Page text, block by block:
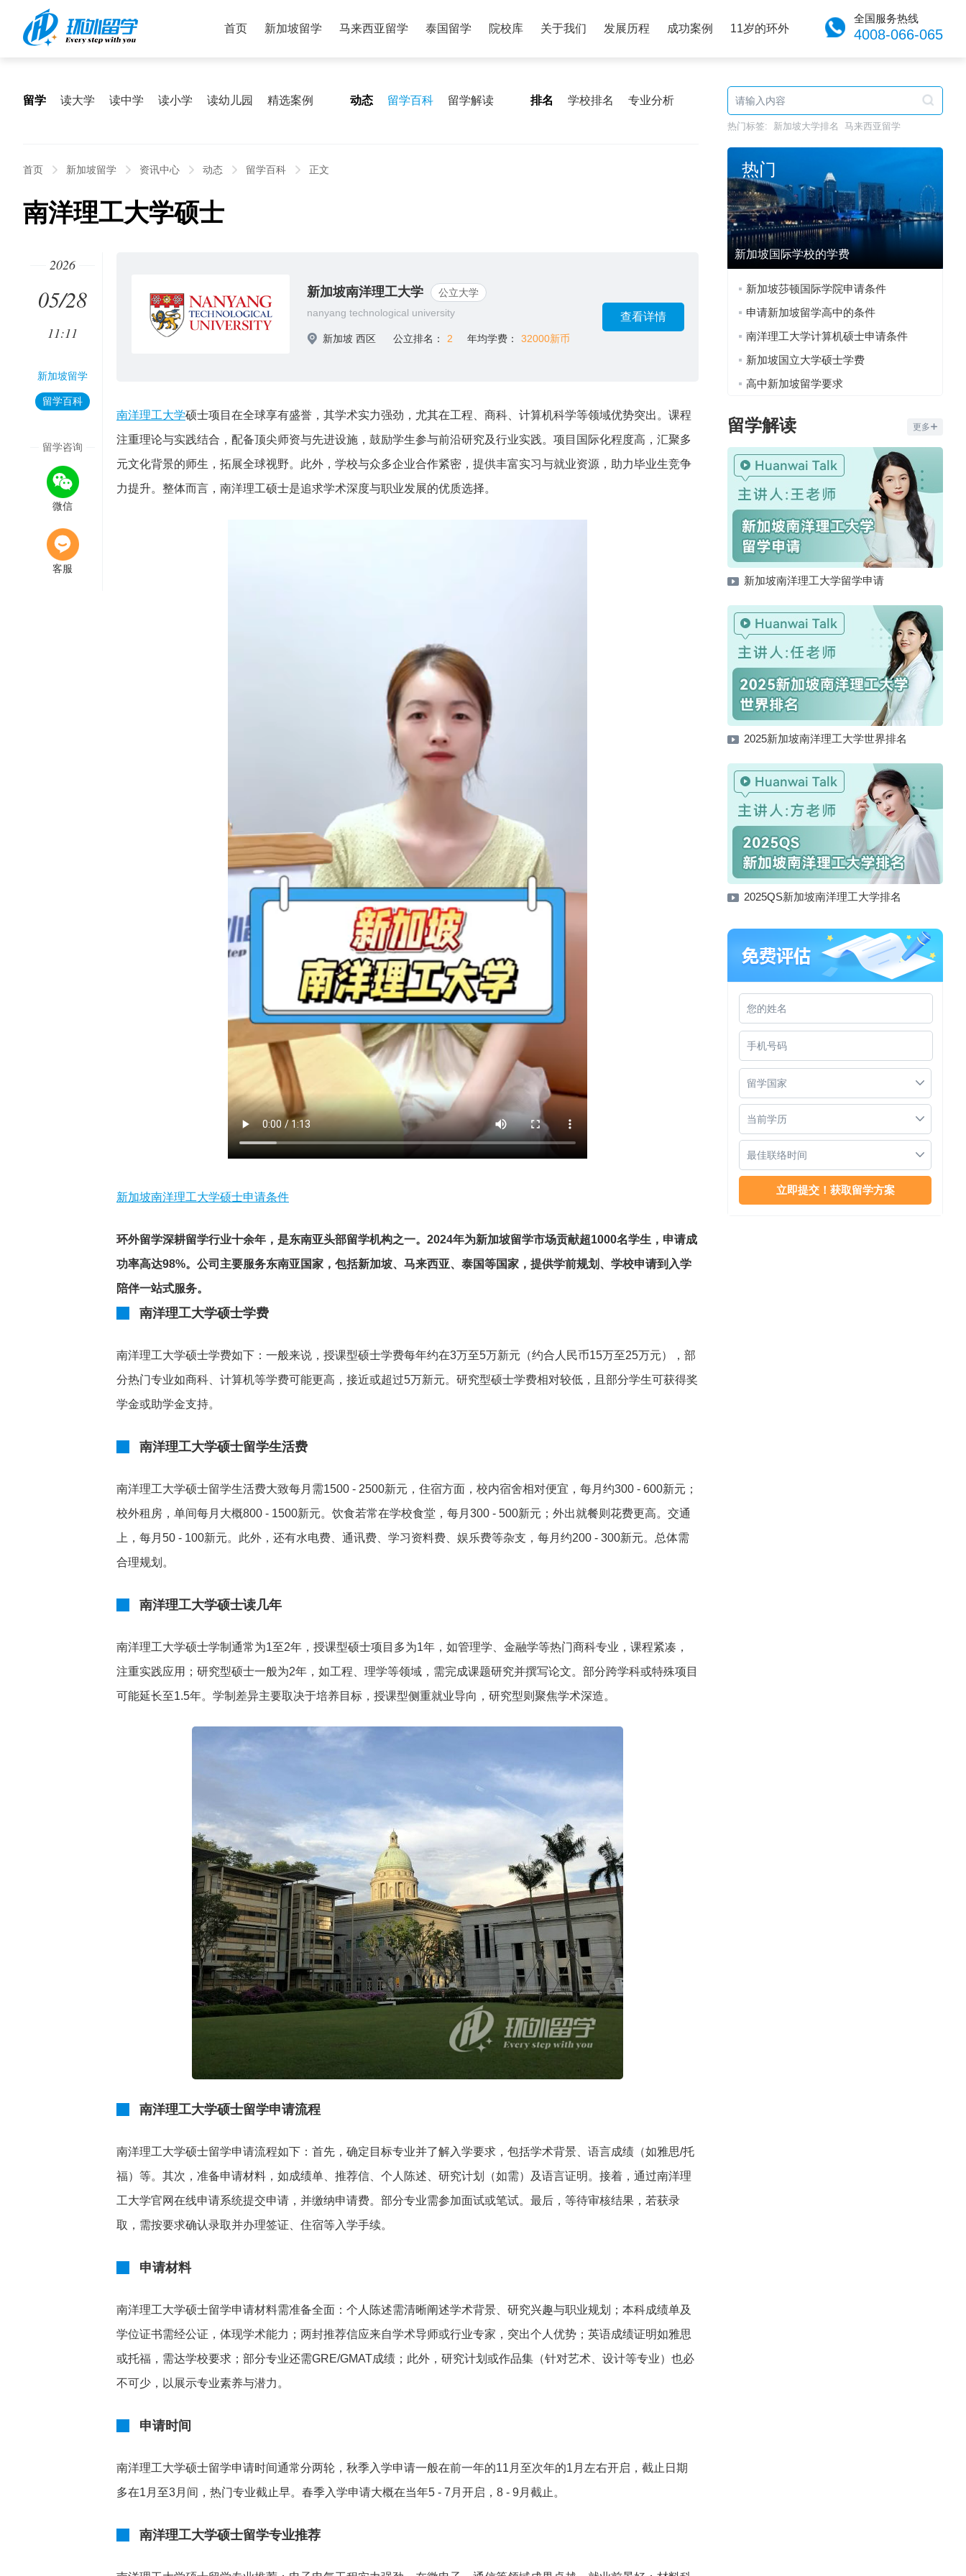
首页 新加坡留学 马来西亚留学 泰国留学 院校库 关于我们 发展历程 成功案例 11岁的环外
全国服务热线
4008-066-065
留学 读大学 读中学 读小学 读幼儿园 精选案例 动态 留学百科 留学解读 排名 学校排名 专业分析
首页 新加坡留学 资讯中心 动态 留学百科 正文
南洋理工大学硕士
新加坡南洋理工大学
公立大学
nanyang technological university
新加坡 西区 公立排名： 2 年均学费： 32000新币
查看详情
南洋理工大学硕士项目在全球享有盛誉，其学术实力强劲，尤其在工程、商科、计算机科学等领域优势突出。课程
注重理论与实践结合，配备顶尖师资与先进设施，鼓励学生参与前沿研究及行业实践。项目国际化程度高，汇聚多
元文化背景的师生，拓展全球视野。此外，学校与众多企业合作紧密，提供丰富实习与就业资源，助力毕业生竞争
力提升。整体而言，南洋理工硕士是追求学术深度与职业发展的优质选择。
新加坡南洋理工大学硕士申请条件
环外留学深耕留学行业十余年，是东南亚头部留学机构之一。2024年为新加坡留学市场贡献超1000名学生，申请成
功率高达98%。公司主要服务东南亚国家，包括新加坡、马来西亚、泰国等国家，提供学前规划、学校申请到入学
陪伴一站式服务。
南洋理工大学硕士学费
南洋理工大学硕士学费如下：一般来说，授课型硕士学费每年约在3万至5万新元（约合人民币15万至25万元），部
分热门专业如商科、计算机等学费可能更高，接近或超过5万新元。研究型硕士学费相对较低，且部分学生可获得奖
学金或助学金支持。
南洋理工大学硕士留学生活费
南洋理工大学硕士留学生活费大致每月需1500 - 2500新元，住宿方面，校内宿舍相对便宜，每月约300 - 600新元；
校外租房，单间每月大概800 - 1500新元。饮食若常在学校食堂，每月300 - 500新元；外出就餐则花费更高。交通
上，每月50 - 100新元。此外，还有水电费、通讯费、学习资料费、娱乐费等杂支，每月约200 - 300新元。总体需
合理规划。
南洋理工大学硕士读几年
南洋理工大学硕士学制通常为1至2年，授课型硕士项目多为1年，如管理学、金融学等热门商科专业，课程紧凑，
注重实践应用；研究型硕士一般为2年，如工程、理学等领域，需完成课题研究并撰写论文。部分跨学科或特殊项目
可能延长至1.5年。学制差异主要取决于培养目标，授课型侧重就业导向，研究型则聚焦学术深造。
南洋理工大学硕士留学申请流程
南洋理工大学硕士留学申请流程如下：首先，确定目标专业并了解入学要求，包括学术背景、语言成绩（如雅思/托
福）等。其次，准备申请材料，如成绩单、推荐信、个人陈述、研究计划（如需）及语言证明。接着，通过南洋理
工大学官网在线申请系统提交申请，并缴纳申请费。部分专业需参加面试或笔试。最后，等待审核结果，若获录
取，需按要求确认录取并办理签证、住宿等入学手续。
申请材料
南洋理工大学硕士留学申请材料需准备全面：个人陈述需清晰阐述学术背景、研究兴趣与职业规划；本科成绩单及
学位证书需经公证，体现学术能力；两封推荐信应来自学术导师或行业专家，突出个人优势；英语成绩证明如雅思
或托福，需达学校要求；部分专业还需GRE/GMAT成绩；此外，研究计划或作品集（针对艺术、设计等专业）也必
不可少，以展示专业素养与潜力。
申请时间
南洋理工大学硕士留学申请时间通常分两轮，秋季入学申请一般在前一年的11月至次年的1月左右开启，截止日期
多在1月至3月间，热门专业截止早。春季入学申请大概在当年5 - 7月开启，8 - 9月截止。
南洋理工大学硕士留学专业推荐
2026
05/28
11:11
新加坡留学
留学百科
留学咨询
微信
客服
热门标签: 新加坡大学排名 马来西亚留学
热门
新加坡国际学校的学费
新加坡莎顿国际学院申请条件
申请新加坡留学高中的条件
南洋理工大学计算机硕士申请条件
新加坡国立大学硕士学费
高中新加坡留学要求
留学解读 更多
新加坡南洋理工大学留学申请
2025新加坡南洋理工大学世界排名
2025QS新加坡南洋理工大学排名
南洋理工大学商学院
留学国家
当前学历
最佳联络时间